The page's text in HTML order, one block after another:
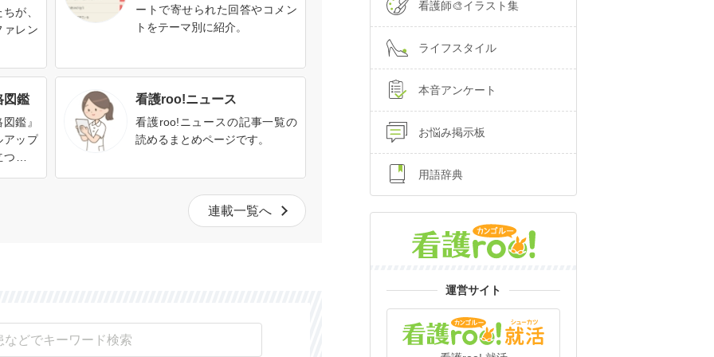
が、
ァレン
ートで寄せられた回答やコメン
トをテーマ別に紹介。
図鑑
鑑』
アップ
、い
看護roo!ニュース
看護roo!ニュースの記事一覧の
読めるまとめページです。
連載一覧へ
看護師🎨イラスト集
ライフスタイル
本音アンケート
お悩み掲示板
用語辞典
運営サイト